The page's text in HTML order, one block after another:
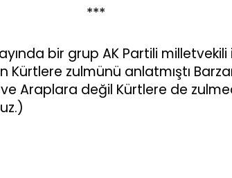
***
bir grup AK Partili milletvekili
Kürtlere zulmünü anlatmıştı
Araplara değil Kürtlere de